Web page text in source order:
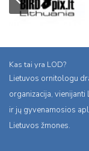
Kas tai yra LOD?
Lietuvos ornitologu
organizacija, vienijanti
ir jų gyvenamosios
Lietuvos žmones.